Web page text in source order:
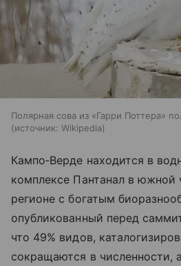
Полярная сова из «Гарри Поттера»
источник: Wikipedia
Кампо‑Верде находится в
комплексе Пантанал в
регионе с богатым
опубликованный перед
что 49% видов,
сокращаются в численности,